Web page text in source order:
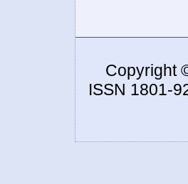
Copyright
ISSN 1801-